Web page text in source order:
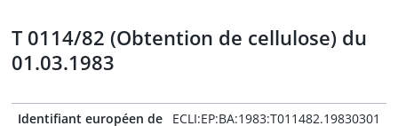
T 0114/82 (Obtention de cellulose) du
01.03.1983
Identifiant européen de
ECLI:EP:BA:1983:T011482.19830301